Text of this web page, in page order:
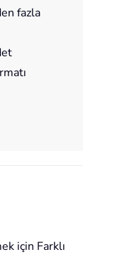
fazla
için Farklı